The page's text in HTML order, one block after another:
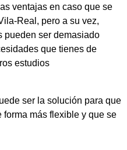
ventajas en caso que se
Real, pero a su vez,
pueden ser demasiado
que tienes de
estudios
ser la solución para que
más flexible y que se